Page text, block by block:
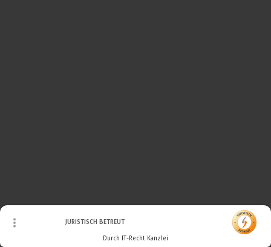
JURISTISCH BETREUT
Durch IT-Recht Kanzlei